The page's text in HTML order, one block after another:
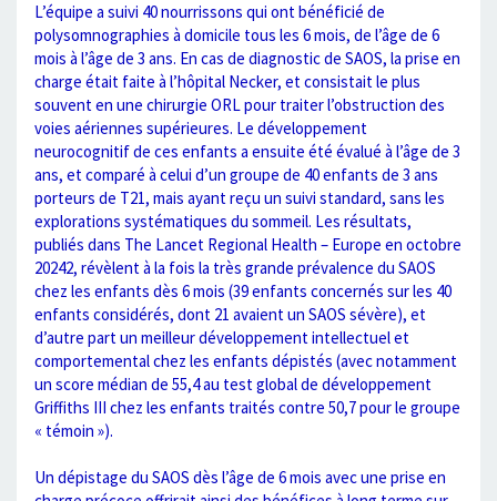
L’équipe a suivi 40 nourrissons qui ont bénéficié de
polysomnographies à domicile tous les 6 mois, de l’âge de 6
mois à l’âge de 3 ans. En cas de diagnostic de SAOS, la prise en
charge était faite à l’hôpital Necker, et consistait le plus
souvent en une chirurgie ORL pour traiter l’obstruction des
voies aériennes supérieures. Le développement
neurocognitif de ces enfants a ensuite été évalué à l’âge de 3
ans, et comparé à celui d’un groupe de 40 enfants de 3 ans
porteurs de T21, mais ayant reçu un suivi standard, sans les
explorations systématiques du sommeil. Les résultats,
publiés dans The Lancet Regional Health – Europe en octobre
20242, révèlent à la fois la très grande prévalence du SAOS
chez les enfants dès 6 mois (39 enfants concernés sur les 40
enfants considérés, dont 21 avaient un SAOS sévère), et
d’autre part un meilleur développement intellectuel et
comportemental chez les enfants dépistés (avec notamment
un score médian de 55,4 au test global de développement
Griffiths III chez les enfants traités contre 50,7 pour le groupe
« témoin »).
Un dépistage du SAOS dès l’âge de 6 mois avec une prise en